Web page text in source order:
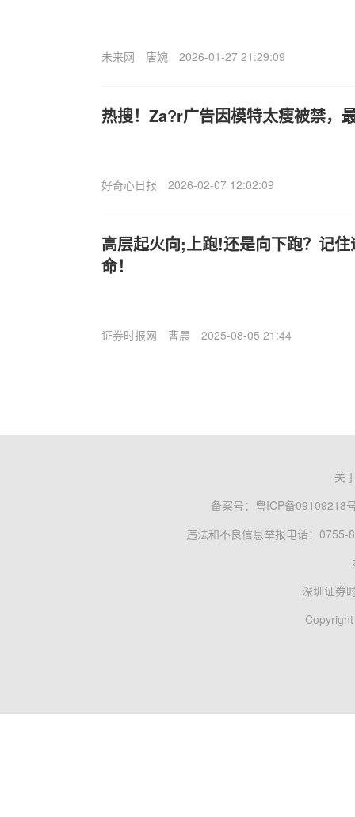
未来网 唐婉 2026-01-27 21:29:09
热搜！Za?r广告因模特太瘦被禁，
好奇心日报 2026-02-07 12:02:09
高层起火向;上跑!还是向下跑？记
命！
证券时报网 曹晨 2025-08-05 21:44
关
备案号： 粤ICP备09109218
违法和不良信息举报电话：0755-
深圳证券